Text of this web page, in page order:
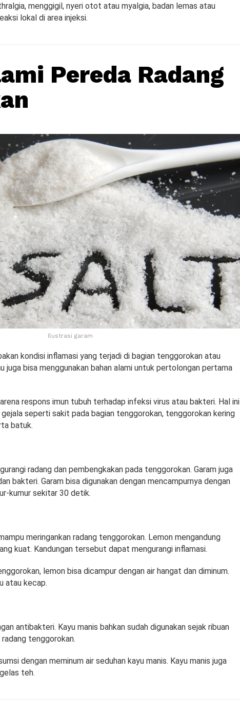
menggigil, nyeri otot atau myalgia, badan lemas atau
lokal di area injeksi.
Pereda Radang
Ilustrasi garam
kondisi inflamasi yang terjadi di bagian tenggorokan atau
juga bisa menggunakan bahan alami untuk pertolongan pertama
respons imun tubuh terhadap infeksi virus atau bakteri. Hal ini
seperti sakit pada bagian tenggorokan, tenggorokan kering
batuk.
radang dan pembengkakan pada tenggorokan. Garam juga
bakteri. Garam bisa digunakan dengan mencampurnya dengan
kumur sekitar 30 detik.
meringankan radang tenggorokan. Lemon mengandung
kuat. Kandungan tersebut dapat mengurangi inflamasi.
lemon bisa dicampur dengan air hangat dan diminum.
atau kecap.
antibakteri. Kayu manis bahkan sudah digunakan sejak ribuan
tenggorokan.
dengan meminum air seduhan kayu manis. Kayu manis juga
teh.